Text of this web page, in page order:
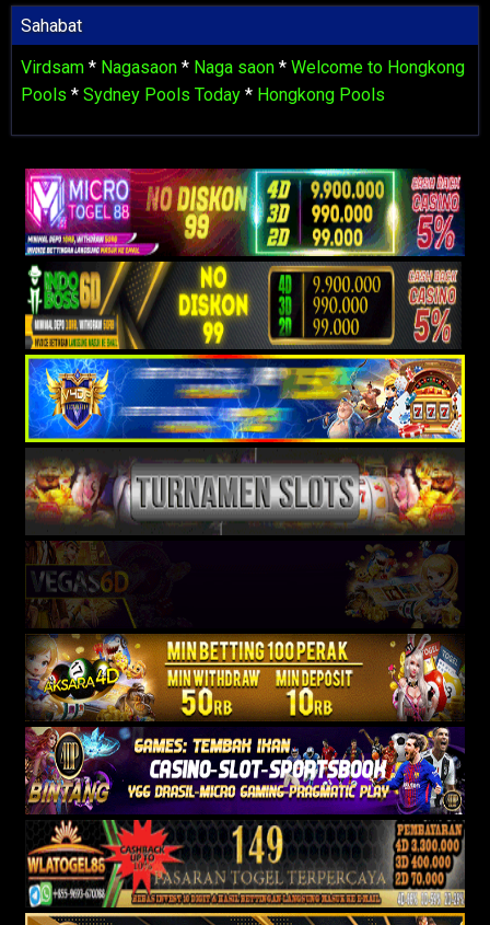
Sahabat
Virdsam * Nagasaon * Naga saon * Welcome to Hongkong
Pools * Sydney Pools Today * Hongkong Pools